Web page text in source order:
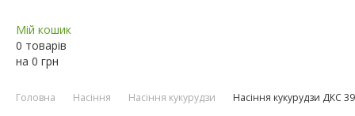
Мій кошик
0 товарів
на 0 грн
Головна Насіння Насіння кукурудзи Насіння кукурудзи ДКС